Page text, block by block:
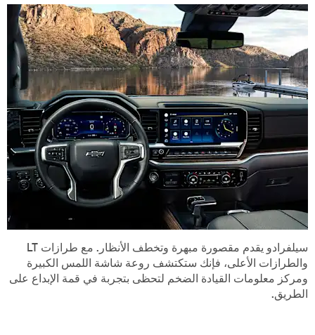
سيلفرادو يقدم مقصورة مبهرة وتخطف الأنظار. مع طرازات LT
والطرازات الأعلى، فإنك ستكتشف روعة شاشة اللمس الكبيرة
ومركز معلومات القيادة الضخم لتحظى بتجربة في قمة الإبداع على
الطريق.